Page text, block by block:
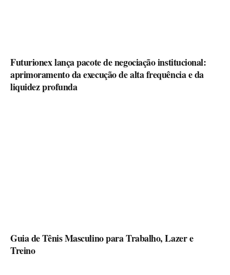
Futurionex lança pacote de negociação institucional:
aprimoramento da execução de alta frequência e da
liquidez profunda
Guia de Tênis Masculino para Trabalho, Lazer e
Treino